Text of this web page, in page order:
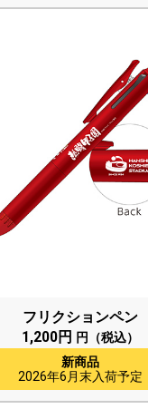
フリクションペン
1,200円 円（税込）
新商品
2026年6月末入荷予定